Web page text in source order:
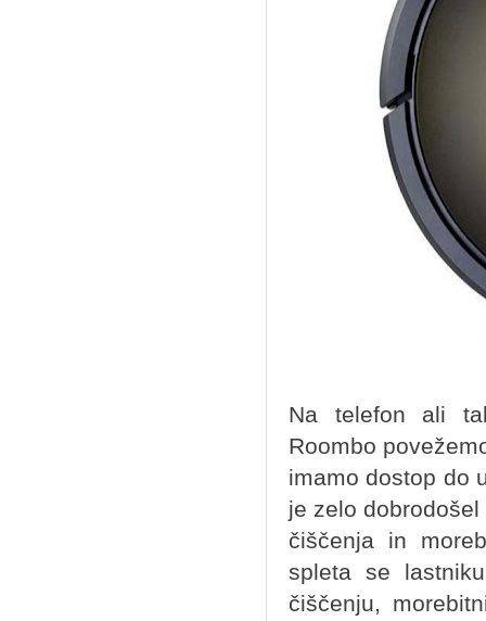
Na telefon ali
Roombo
imamo dostop do
je zelo
čiščenja in
spleta se
čiščenju,